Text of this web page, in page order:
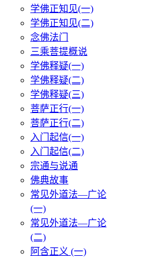
学佛正知见(一)
学佛正知见(二)
念佛法门
三乘菩提概说
学佛释疑(一)
学佛释疑(二)
学佛释疑(三)
菩萨正行(一)
菩萨正行(二)
入门起信(一)
入门起信(二)
宗通与说通
佛典故事
常见外道法—广论
(一)
常见外道法—广论
(二)
阿含正义 (一)